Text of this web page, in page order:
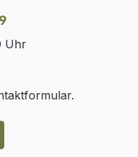
Uhr
.